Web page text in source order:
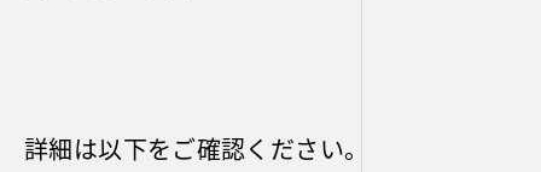
詳細は以下をご確認ください。